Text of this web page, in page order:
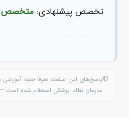
تخصص پیشنهادی: متخصص
پاسخ‌های این صفحه صرفاً جنبه آموزشی
سازمان نظام پزشکی استعلام شده است